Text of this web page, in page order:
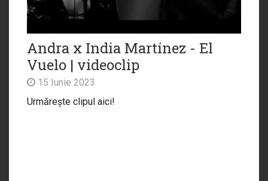
Andra x India Martínez - El
Vuelo | videoclip
15 Iunie 2023
Urmărește clipul aici!